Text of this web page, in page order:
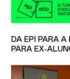
DA EPI PARA A
PARA EX-